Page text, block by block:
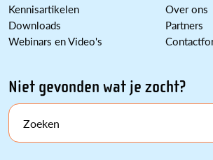
Kennisartikelen
Downloads
Webinars en Video's
Over ons
Partners
Niet gevonden wat je zocht?
Zoeken